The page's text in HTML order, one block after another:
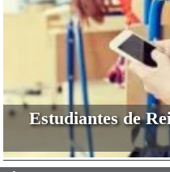
Estudiantes de